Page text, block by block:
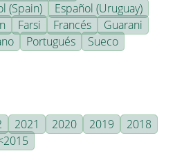
(Spain)
Español (Uruguay)
Farsi Francés
Guarani
Portugués
Sueco
2021 2020 2019
2018